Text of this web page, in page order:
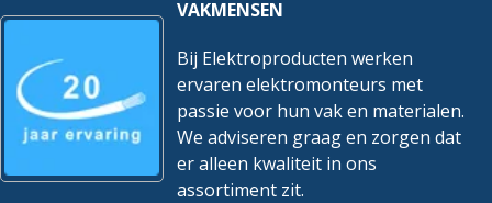
VAKMENSEN
Bij Elektroproducten werken
ervaren elektromonteurs met
passie voor hun vak en materialen.
We adviseren graag en zorgen dat
er alleen kwaliteit in ons
assortiment zit.